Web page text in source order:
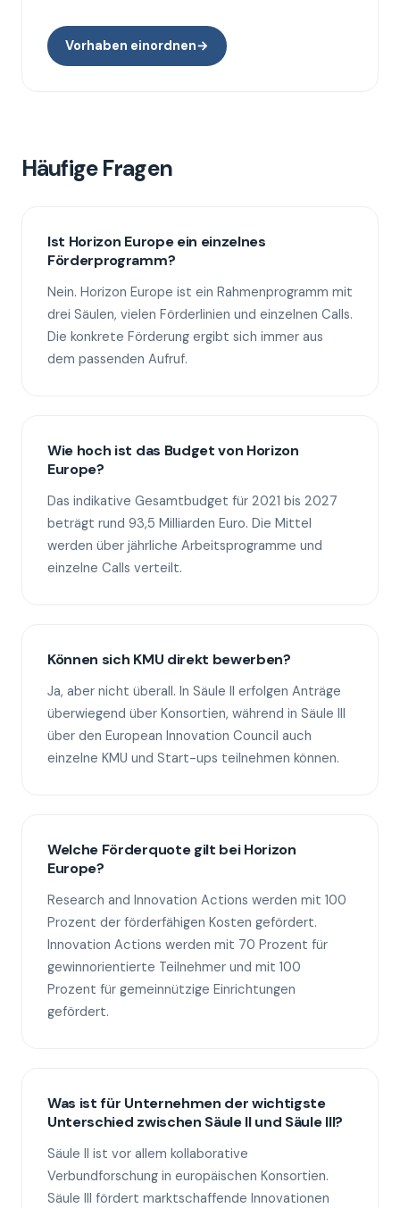
Vorhaben einordnen→
Häufige Fragen
Ist Horizon Europe ein einzelnes
Förderprogramm?
Nein. Horizon Europe ist ein Rahmenprogramm mit
drei Säulen, vielen Förderlinien und einzelnen Calls.
Die konkrete Förderung ergibt sich immer aus
dem passenden Aufruf.
Wie hoch ist das Budget von Horizon
Europe?
Das indikative Gesamtbudget für 2021 bis 2027
beträgt rund 93,5 Milliarden Euro. Die Mittel
werden über jährliche Arbeitsprogramme und
einzelne Calls verteilt.
Können sich KMU direkt bewerben?
Ja, aber nicht überall. In Säule II erfolgen Anträge
überwiegend über Konsortien, während in Säule III
über den European Innovation Council auch
einzelne KMU und Start-ups teilnehmen können.
Welche Förderquote gilt bei Horizon
Europe?
Research and Innovation Actions werden mit 100
Prozent der förderfähigen Kosten gefördert.
Innovation Actions werden mit 70 Prozent für
gewinnorientierte Teilnehmer und mit 100
Prozent für gemeinnützige Einrichtungen
gefördert.
Was ist für Unternehmen der wichtigste
Unterschied zwischen Säule II und Säule III?
Säule II ist vor allem kollaborative
Verbundforschung in europäischen Konsortien.
Säule III fördert marktschaffende Innovationen